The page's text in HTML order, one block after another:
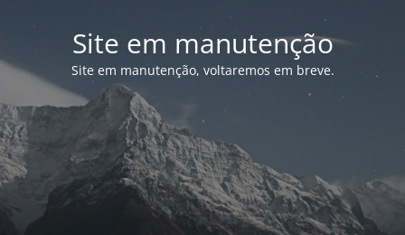
Site em manutenção
Site em manutenção, voltaremos em breve.